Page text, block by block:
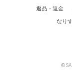
返品・返金
なり
©